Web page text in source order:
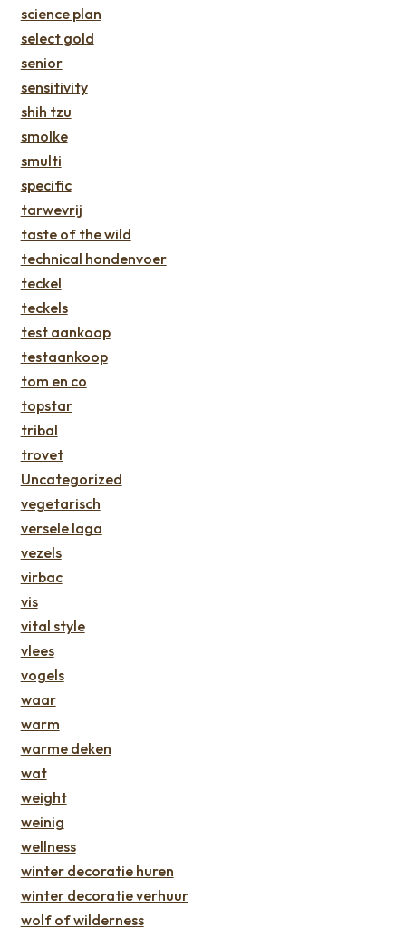
science plan
select gold
senior
sensitivity
shih tzu
smolke
smulti
specific
tarwevrij
taste of the wild
technical hondenvoer
teckel
teckels
test aankoop
testaankoop
tom en co
topstar
tribal
trovet
Uncategorized
vegetarisch
versele laga
vezels
virbac
vis
vital style
vlees
vogels
waar
warm
warme deken
wat
weight
weinig
wellness
winter decoratie huren
winter decoratie verhuur
wolf of wilderness